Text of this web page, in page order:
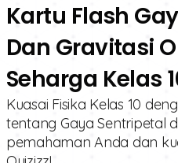
Kartu Flash
Dan Gravitasi
Seharga Kelas
Kuasai Fisika Kelas 10
tentang Gaya Sentripetal
pemahaman Anda dan